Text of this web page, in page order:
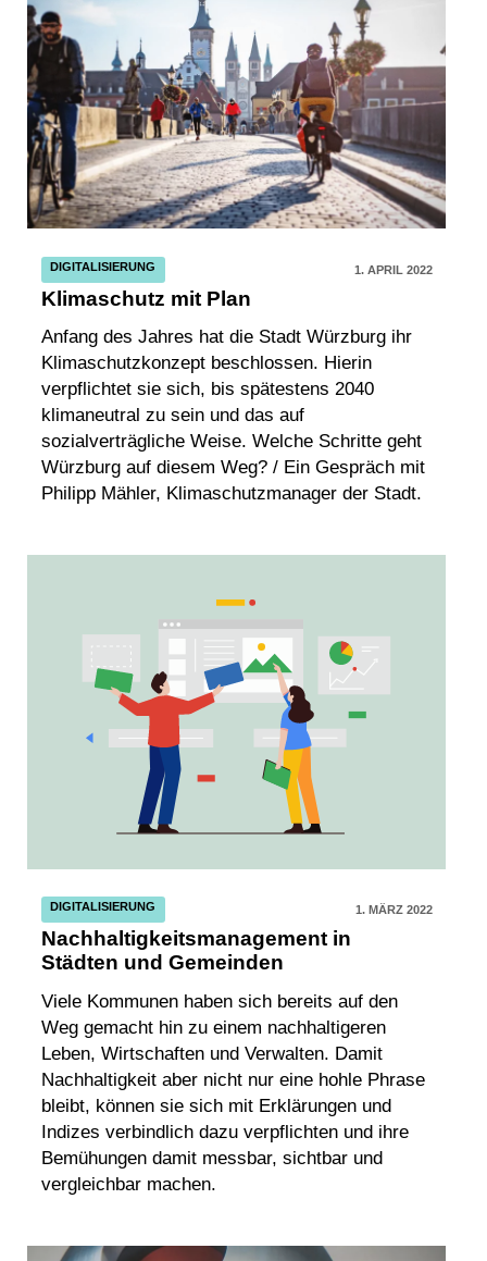
DIGITALISIERUNG 1. APRIL 2022
Klimaschutz mit Plan
Anfang des Jahres hat die Stadt Würzburg ihr
Klimaschutzkonzept beschlossen. Hierin
verpflichtet sie sich, bis spätestens 2040
klimaneutral zu sein und das auf
sozialverträgliche Weise. Welche Schritte geht
Würzburg auf diesem Weg? / Ein Gespräch mit
Philipp Mähler, Klimaschutzmanager der Stadt.
DIGITALISIERUNG 1. MÄRZ 2022
Nachhaltigkeitsmanagement in
Städten und Gemeinden
Viele Kommunen haben sich bereits auf den
Weg gemacht hin zu einem nachhaltigeren
Leben, Wirtschaften und Verwalten. Damit
Nachhaltigkeit aber nicht nur eine hohle Phrase
bleibt, können sie sich mit Erklärungen und
Indizes verbindlich dazu verpflichten und ihre
Bemühungen damit messbar, sichtbar und
vergleichbar machen.